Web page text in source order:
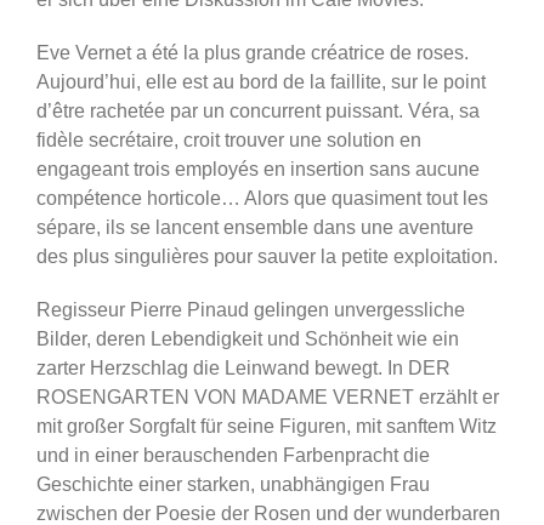
Eve Vernet a été la plus grande créatrice de roses.
Aujourd’hui, elle est au bord de la faillite, sur le point
d’être rachetée par un concurrent puissant. Véra, sa
fidèle secrétaire, croit trouver une solution en
engageant trois employés en insertion sans aucune
compétence horticole… Alors que quasiment tout les
sépare, ils se lancent ensemble dans une aventure
des plus singulières pour sauver la petite exploitation.
Regisseur Pierre Pinaud gelingen unvergessliche
Bilder, deren Lebendigkeit und Schönheit wie ein
zarter Herzschlag die Leinwand bewegt. In DER
ROSENGARTEN VON MADAME VERNET erzählt er
mit großer Sorgfalt für seine Figuren, mit sanftem Witz
und in einer berauschenden Farbenpracht die
Geschichte einer starken, unabhängigen Frau
zwischen der Poesie der Rosen und der wunderbaren